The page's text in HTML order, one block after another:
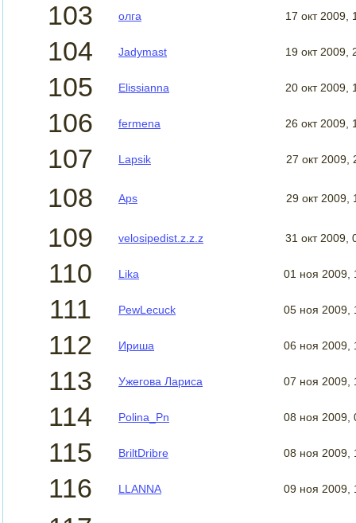
103 олга 17 окт 2009,
104 Jadymast 19 окт 2009,
105 Elissianna 20 окт 2009,
106 fermena 26 окт 2009,
107 Lapsik 27 окт 2009,
108 Aps 29 окт 2009,
109 velosipedist.z.z.z 31 окт 2009,
110 Lika 01 ноя 2009,
111 PewLecuck 05 ноя 2009,
112 Ириша 06 ноя 2009,
113 Ужегова Лариса 07 ноя 2009,
114 Polina_Pn 08 ноя 2009,
115 BriltDribre 08 ноя 2009,
116 LLANNA 09 ноя 2009,